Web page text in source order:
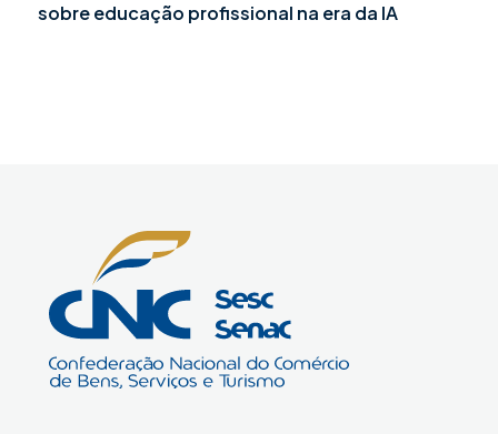
sobre educação profissional na era da IA